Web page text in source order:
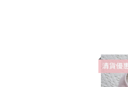
清貨優惠